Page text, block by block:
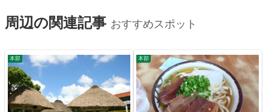
周辺の関連記事 おすすめスポット
本部 本部